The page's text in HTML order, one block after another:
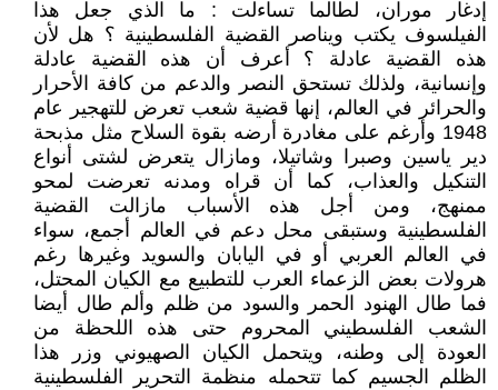
إدغار موران، لطالما تساءلت : ما الذي جعل هذا
الفيلسوف يكتب ويناصر القضية الفلسطينية ؟ هل لأن
هذه القضية عادلة ؟ أعرف أن هذه القضية عادلة
وإنسانية، ولذلك تستحق النصر والدعم من كافة الأحرار
والحرائر في العالم، إنها قضية شعب تعرض للتهجير عام
1948 وأرغم على مغادرة أرضه بقوة السلاح مثل مذبحة
دير ياسين وصبرا وشاتيلا، ومازال يتعرض لشتى أنواع
التنكيل والعذاب، كما أن قراه ومدنه تعرضت لمحو
ممنهج، ومن أجل هذه الأسباب مازالت القضية
الفلسطينية وستبقى محل دعم في العالم أجمع، سواء
في العالم العربي أو في اليابان والسويد وغيرها رغم
هرولات بعض الزعماء العرب للتطبيع مع الكيان المحتل،
فما طال الهنود الحمر والسود من ظلم وألم طال أيضا
الشعب الفلسطيني المحروم حتى هذه اللحظة من
العودة إلى وطنه، ويتحمل الكيان الصهيوني وزر هذا
الظلم الجسيم كما تتحمله منظمة التحرير الفلسطينية